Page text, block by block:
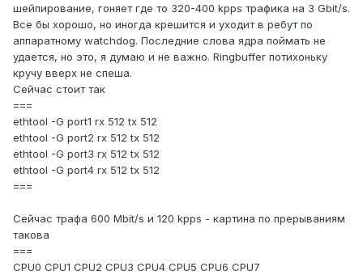
шейпирование, гоняет где то 320-400 kpps трафика на 3 Gbit/s.
Все бы хорошо, но иногда крешится и уходит в ребут по
аппаратному watchdog. Последние слова ядра поймать не
удается, но это, я думаю и не важно. Ringbuffer потихоньку
кручу вверх не спеша.
Сейчас стоит так
===
ethtool -G port1 rx 512 tx 512
ethtool -G port2 rx 512 tx 512
ethtool -G port3 rx 512 tx 512
ethtool -G port4 rx 512 tx 512
===
Сейчас трафа 600 Mbit/s и 120 kpps - картина по прерываниям
такова
===
CPU0 CPU1 CPU2 CPU3 CPU4 CPU5 CPU6 CPU7